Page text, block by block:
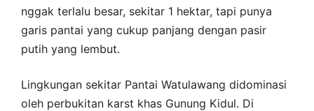
nggak terlalu besar, sekitar 1 hektar, tapi punya
garis pantai yang cukup panjang dengan pasir
putih yang lembut.
Lingkungan sekitar Pantai Watulawang didominasi
oleh perbukitan karst khas Gunung Kidul. Di